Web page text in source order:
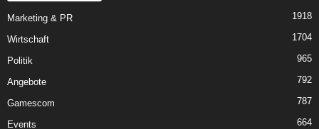
Marketing & PR 1918
Wirtschaft 1704
Politik 965
Angebote 792
Gamescom 787
Events 664